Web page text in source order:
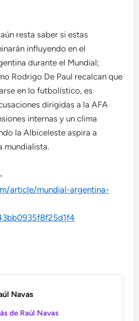
resta saber si estas
influyendo en el
durante el Mundial;
Rodrigo De Paul recalcan que
en lo futbolístico, es
dirigidas a la AFA
internas y un clima
la Albiceleste aspira a
mundialista.
article/mundial-argentina-
Navas
de Raúl Navas